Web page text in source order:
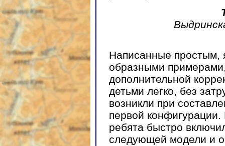
Написанные простым,
образными
дополнительной
детьми легко, без
возникли при
первой
ребята быстро
следующей модели и